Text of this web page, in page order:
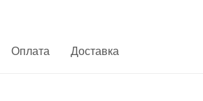
Оплата Доставка